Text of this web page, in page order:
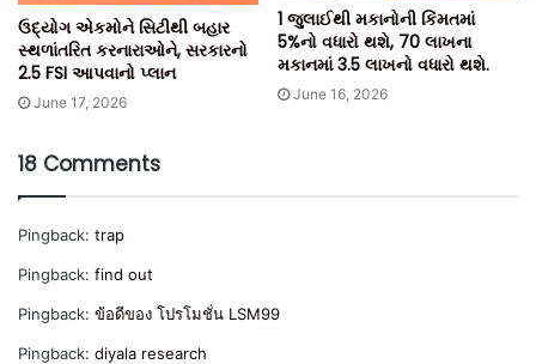
ઉદ્યોગ એકમોને સિટીથી બહાર
સ્થળાંતરિત કરનારાઓને, સરકારનો
2.5 FSI આપવાનો પ્લાન
June 17, 2026
1 જુલાઈથી મકાનોની કિંમતમાં
5%નો વધારો થશે, 70 લાખના
મકાનમાં 3.5 લાખનો વધારો થશે.
June 16, 2026
18 Comments
Pingback: trap
Pingback: find out
Pingback: ข้อดีของ โปรโมชั่น LSM99
Pingback: diyala research